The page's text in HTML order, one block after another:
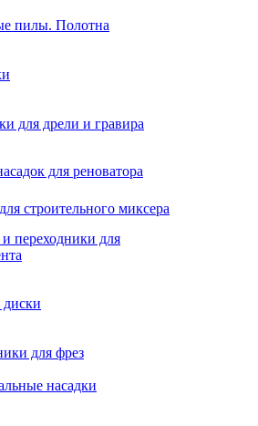
пилы. Полотна
для дрели и гравира
для реноватора
строительного миксера
переходники для
для фрез
насадки